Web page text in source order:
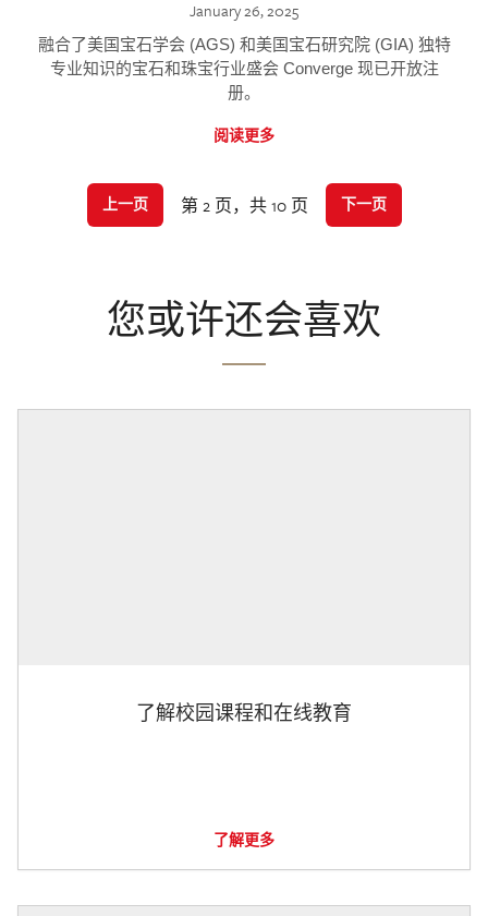
January 26, 2025
融合了美国宝石学会 (AGS) 和美国宝石研究院 (GIA) 独特
专业知识的宝石和珠宝行业盛会 Converge 现已开放注
册。
阅读更多
上一页 第 2 页，共 10 页 下一页
您或许还会喜欢
了解校园课程和在线教育
了解更多